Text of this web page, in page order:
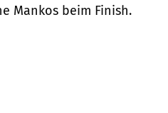
Mankos beim Finish.